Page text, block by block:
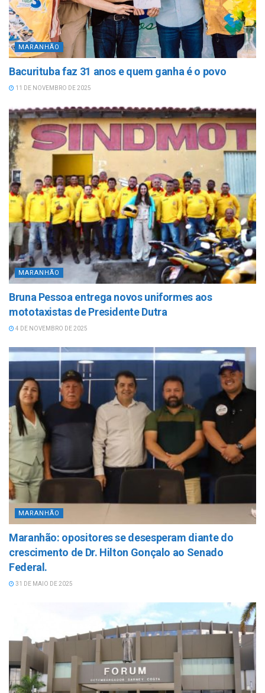
MARANHÃO
Bacurituba faz 31 anos e quem ganha é o povo
11 DE NOVEMBRO DE 2025
MARANHÃO
Bruna Pessoa entrega novos uniformes aos
mototaxistas de Presidente Dutra
4 DE NOVEMBRO DE 2025
MARANHÃO
Maranhão: opositores se desesperam diante do
crescimento de Dr. Hilton Gonçalo ao Senado
Federal.
31 DE MAIO DE 2025